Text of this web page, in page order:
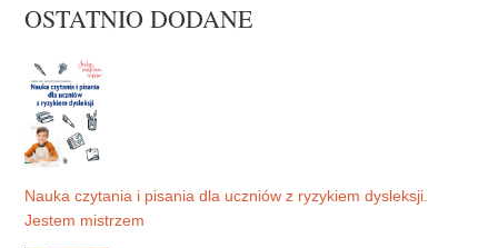
OSTATNIO DODANE
Nauka czytania i pisania dla uczniów z ryzykiem dysleksji.
Jestem mistrzem